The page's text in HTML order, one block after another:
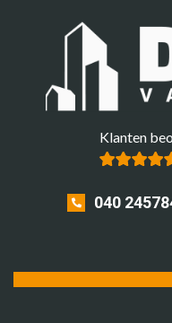
Klanten
040